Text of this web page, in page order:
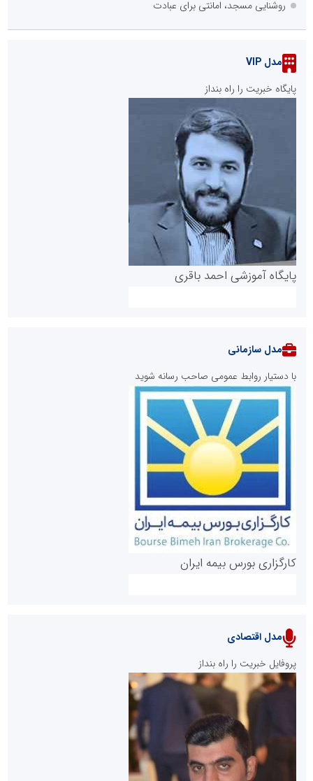
روشنایی مسجد، امانتی برای عبادت
مدل VIP
پایگاه خبریت را راه بنداز
پایگاه آموزشی احمد باقری
روابط عمومی خبرگزاری گزارش خبر
پایگاه خبری نهضت ملی مسکن
مدل سازمانی
با دستیار روابط عمومی صاحب رسانه شوید
کارگزاری بورس بیمه ایران
سازمان بورس و اوراق بهادار
مرجع اخبار موثق در بازارسرمایه
مدل اقتصادی
پروفایل خبریت را راه بنداز